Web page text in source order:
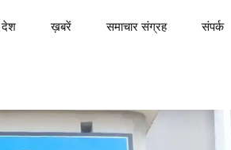
देश ख़बरें समाचार संग्रह संपर्क